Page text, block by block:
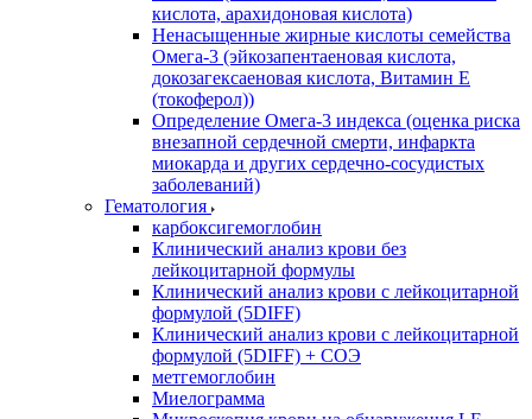
кислота, арахидоновая кислота)
Ненасыщенные жирные кислоты семейства
Омега-3 (эйкозапентаеновая кислота,
докозагексаеновая кислота, Витамин E
(токоферол))
Определение Омега-3 индекса (оценка риска
внезапной сердечной смерти, инфаркта
миокарда и других сердечно-сосудистых
заболеваний)
Гематология
карбоксигемоглобин
Клинический анализ крови без
лейкоцитарной формулы
Клинический анализ крови с лейкоцитарной
формулой (5DIFF)
Клинический анализ крови с лейкоцитарной
формулой (5DIFF) + СОЭ
метгемоглобин
Миелограмма